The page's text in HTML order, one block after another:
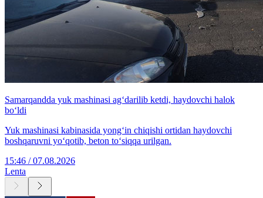
Samarqandda yuk mashinasi ag‘darilib ketdi, haydovchi halok
bo‘ldi
Yuk mashinasi kabinasida yong‘in chiqishi ortidan haydovchi
boshqaruvni yo‘qotib, beton to‘siqqa urilgan.
15:46 / 07.08.2026
Lenta